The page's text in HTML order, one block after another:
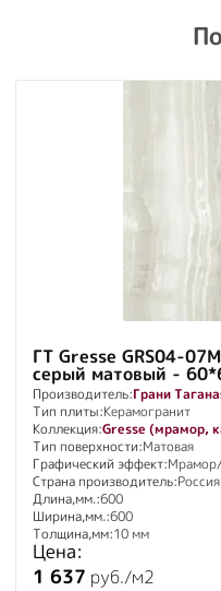
ГТ Gresse GRS04-
серый матовый -
Производитель:Грани
Тип плиты:Керамогранит
Коллекция:Gresse (мрамор,
Тип поверхности:Матовая
Графический эффект:
Страна производитель:Россия
Длина,мм.:600
Ширина,мм.:600
Толщина,мм:10 мм
Цена:
1 637 руб./м2